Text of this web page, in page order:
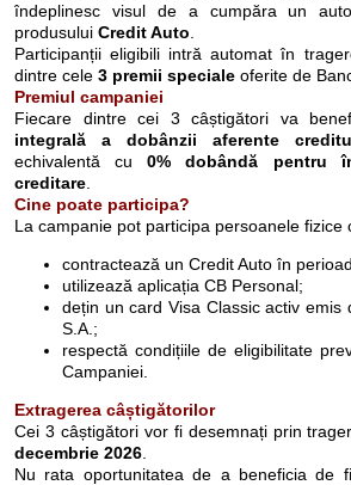
îndeplinesc visul de a cumpăra un
produsului Credit Auto
Participanții eligibili intră automat în
dintre cele 3 premii speciale oferite de
Premiul campaniei
Fiecare dintre cei 3 câștigători va
integrală a dobânzii aferente
echivalentă cu0% dobândă pentru
creditare
Cine poate participa?
La campanie pot participa persoanele fizice
contractează un Credit Auto în
utilizează aplicația CB Personal;
dețin un card Visa Classic activ emis
S.A.;
respectă condițiile de eligibilitate
Campaniei.
Extragerea câștigătorilor
Cei 3 câștigători vor fi desemnați prin
decembrie 2026
Nu rata oportunitatea de a beneficia de